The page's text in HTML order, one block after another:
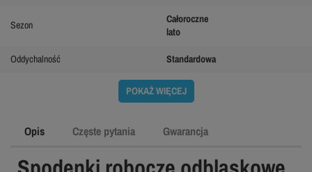
Opis Częste pytania Gwarancja
Sezon
Całoroczne
lato
Oddychalność Standardowa
POKAŻ WIĘCEJ